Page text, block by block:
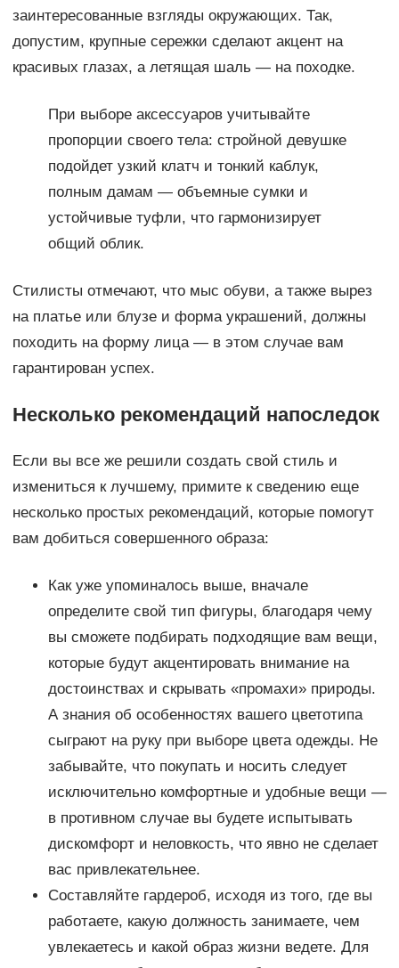
заинтересованные взгляды окружающих. Так,
допустим, крупные сережки сделают акцент на
красивых глазах, а летящая шаль — на походке.
При выборе аксессуаров учитывайте
пропорции своего тела: стройной девушке
подойдет узкий клатч и тонкий каблук,
полным дамам — объемные сумки и
устойчивые туфли, что гармонизирует
общий облик.
Стилисты отмечают, что мыс обуви, а также вырез
на платье или блузе и форма украшений, должны
походить на форму лица — в этом случае вам
гарантирован успех.
Несколько рекомендаций напоследок
Если вы все же решили создать свой стиль и
измениться к лучшему, примите к сведению еще
несколько простых рекомендаций, которые помогут
вам добиться совершенного образа:
Как уже упоминалось выше, вначале
определите свой тип фигуры, благодаря чему
вы сможете подбирать подходящие вам вещи,
которые будут акцентировать внимание на
достоинствах и скрывать «промахи» природы.
А знания об особенностях вашего цветотипа
сыграют на руку при выборе цвета одежды. Не
забывайте, что покупать и носить следует
исключительно комфортные и удобные вещи —
в противном случае вы будете испытывать
дискомфорт и неловкость, что явно не сделает
вас привлекательнее.
Составляйте гардероб, исходя из того, где вы
работаете, какую должность занимаете, чем
увлекаетесь и какой образ жизни ведете. Для